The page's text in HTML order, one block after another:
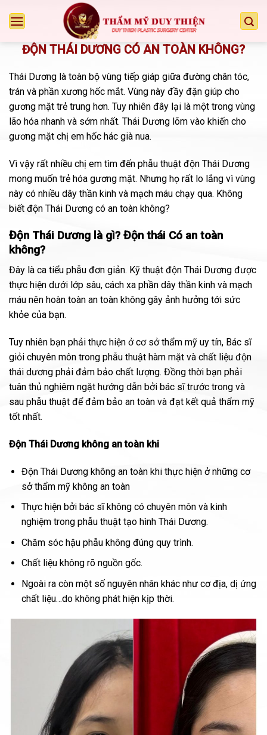
đến
ĐỘN THÁI DƯƠNG CÓ AN TOÀN KHÔNG?
Thái Dương là toàn bộ vùng tiếp giáp giữa đường chân tóc,
trán và phần xương hốc mắt. Vùng này đầy đặn giúp cho
gương mặt trẻ trung hơn. Tuy nhiên đây lại là một trong vùng
lão hóa nhanh và sớm nhất. Thái Dương lõm vào khiến cho
gương mặt chị em hốc hác già nua.
Vì vậy rất nhiều chị em tìm đến phẫu thuật độn Thái Dương
mong muốn trẻ hóa gương mặt. Nhưng họ rất lo lắng vì vùng
này có nhiều dây thần kinh và mạch máu chạy qua. Không
biết độn Thái Dương có an toàn không?
Độn Thái Dương là gì? Độn thái Có an toàn
không?
Đây là ca tiểu phẫu đơn giản. Kỹ thuật độn Thái Dương được
thực hiện dưới lớp sâu, cách xa phần dây thần kinh và mạch
máu nên hoàn toàn an toàn không gây ảnh hưởng tới sức
khỏe của bạn.
Tuy nhiên bạn phải thực hiện ở cơ sở thẩm mỹ uy tín, Bác sĩ
giỏi chuyên môn trong phẫu thuật hàm mặt và chất liệu độn
thái dương phải đảm bảo chất lượng. Đồng thời bạn phải
tuân thủ nghiêm ngặt hướng dẫn bởi bác sĩ trước trong và
sau phẫu thuật để đảm bảo an toàn và đạt kết quả thẩm mỹ
tốt nhất.
Độn Thái Dương không an toàn khi
Độn Thái Dương không an toàn khi thực hiện ở những cơ
sở thẩm mỹ không an toàn
Thực hiện bởi bác sĩ không có chuyên môn và kinh
nghiệm trong phẫu thuật tạo hình Thái Dương.
Chăm sóc hậu phẫu không đúng quy trình.
Chất liệu không rõ nguồn gốc.
Ngoài ra còn một số nguyên nhân khác như cơ địa, dị ứng
chất liệu…do không phát hiện kịp thời.